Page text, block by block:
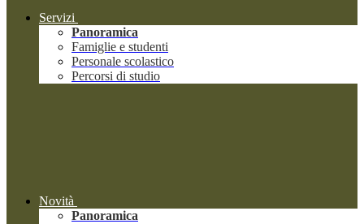
Servizi
Panoramica
Famiglie e studenti
Personale scolastico
Percorsi di studio
Novità
Panoramica